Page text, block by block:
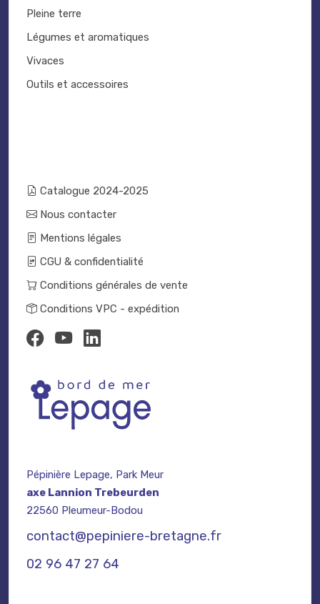
Pleine terre
Légumes et aromatiques
Vivaces
Outils et accessoires
Catalogue 2024-2025
Nous contacter
Mentions légales
CGU & confidentialité
Conditions générales de vente
Conditions VPC - expédition
Pépinière Lepage, Park Meur
axe Lannion Trebeurden
22560 Pleumeur-Bodou
contact@pepiniere-bretagne.fr
02 96 47 27 64